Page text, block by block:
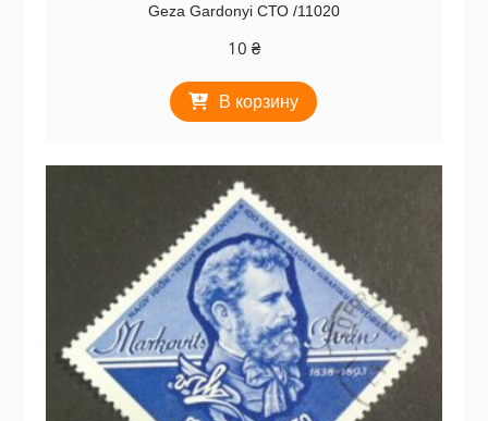
Geza Gardonyi СТО /11020
10 ₴
В корзину